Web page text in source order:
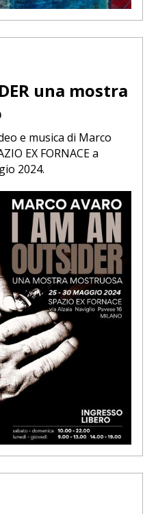
una mostra
e musica di Marco
EX FORNACE a
2024.